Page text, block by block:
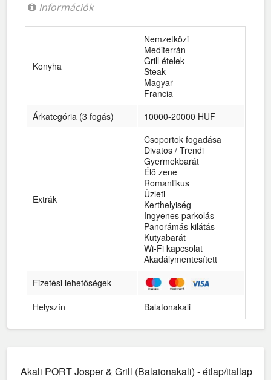
Információk
Konyha
Nemzetközi
Mediterrán
Grill ételek
Steak
Magyar
Francia
Árkategória (3 fogás)
10000-20000 HUF
Extrák
Csoportok fogadása
Divatos / Trendi
Gyermekbarát
Élő zene
Romantikus
Üzleti
Kerthelyiség
Ingyenes parkolás
Panorámás kilátás
Kutyabarát
Wi-Fi kapcsolat
Akadálymentesített
Fizetési lehetőségek
Helyszín
Balatonakali
Akali PORT Josper & Grill (Balatonakali) - étlap/itallap